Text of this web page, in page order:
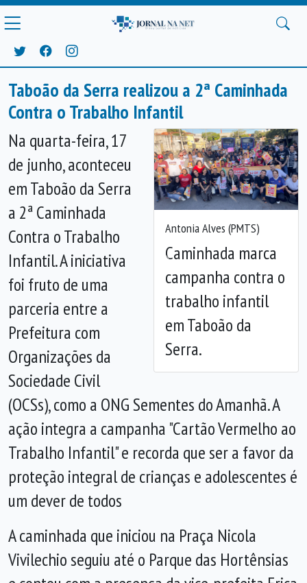
Taboão da Serra realizou a 2ª Caminhada
Contra o Trabalho Infantil
Antonia Alves (PMTS)
Caminhada marca
campanha contra o
trabalho infantil
em Taboão da
Serra.
Anterior
Na quarta-feira, 17
de junho, aconteceu
em Taboão da Serra
a 2ª Caminhada
Contra o Trabalho
Infantil. A iniciativa
foi fruto de uma
parceria entre a
Prefeitura com
Organizações da
Sociedade Civil
(OCSs), como a ONG Sementes do Amanhã. A
ação integra a campanha "Cartão Vermelho ao
Trabalho Infantil" e recorda que ser a favor da
proteção integral de crianças e adolescentes é
um dever de todos
A caminhada que iniciou na Praça Nicola
Vivilechio seguiu até o Parque das Hortênsias